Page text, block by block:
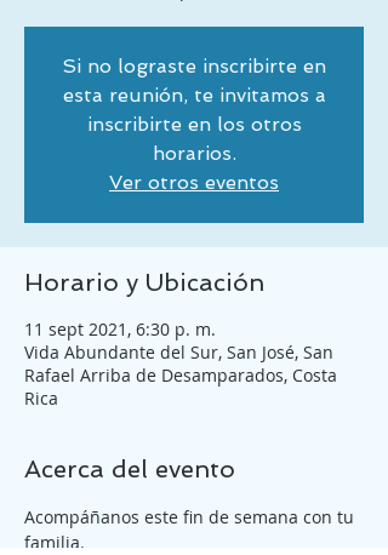
Si no lograste inscribirte en
esta reunión, te invitamos a
inscribirte en los otros
horarios.
Ver otros eventos
Horario y Ubicación
11 sept 2021, 6:30 p. m.
Vida Abundante del Sur, San José, San
Rafael Arriba de Desamparados, Costa
Rica
Acerca del evento
Acompáñanos este fin de semana con tu
familia.